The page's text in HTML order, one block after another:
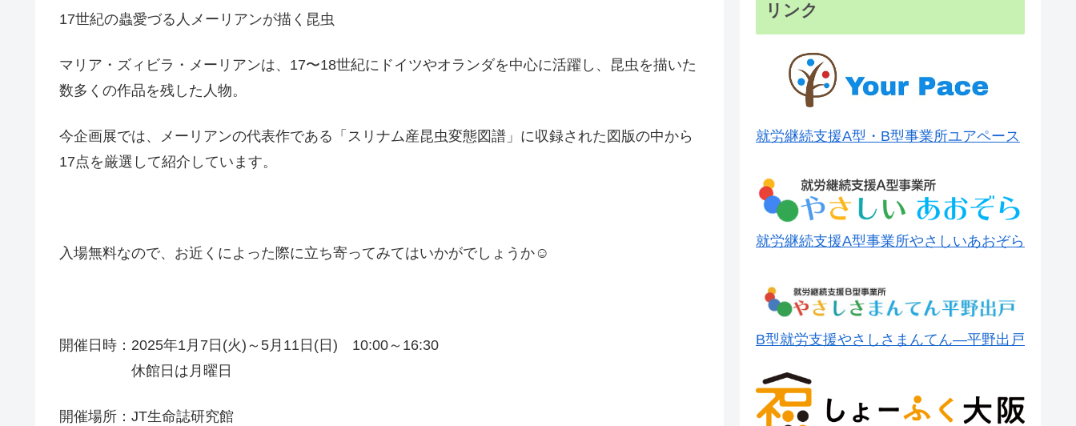
17世紀の蟲愛づる人メーリアンが描く昆虫
マリア・ズィビラ・メーリアンは、17〜18世紀にドイツやオランダを中心に活躍し、昆虫を描いた
数多くの作品を残した人物。
今企画展では、メーリアンの代表作である「スリナム産昆虫変態図譜」に収録された図版の中から
17点を厳選して紹介しています。
入場無料なので、お近くによった際に立ち寄ってみてはいかがでしょうか☺️
開催日時：2025年1月7日(火)～5月11日(日) 10:00～16:30
休館日は月曜日
開催場所：JT生命誌研究館
リンク
就労継続支援A型・B型事業所ユアペース
就労継続支援A型事業所やさしいあおぞら
B型就労支援やさしさまんてん―平野出戸